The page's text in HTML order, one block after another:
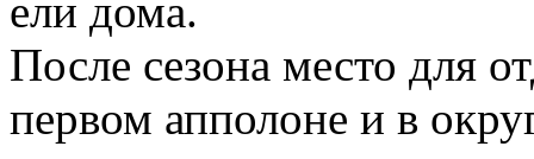
ели дома.
После сезона место для
первом апполоне и в